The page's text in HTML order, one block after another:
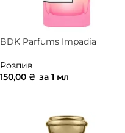
BDK Parfums Impadia
Розпив
150,00 ₴ за 1 мл